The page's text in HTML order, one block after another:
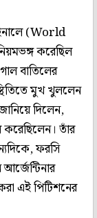
(World
করেছিল
বাতিলের
মুখ খুললেন
দিলেন,
করেছিলেন। তাঁর
ফরসি
এই পিটিশনের